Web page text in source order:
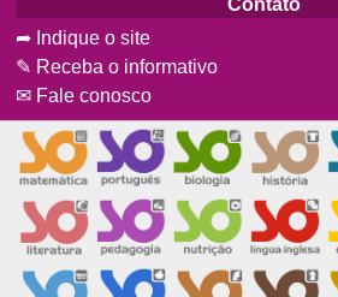
Contato
➦ Indique o site
✎ Receba o informativo
✉ Fale conosco